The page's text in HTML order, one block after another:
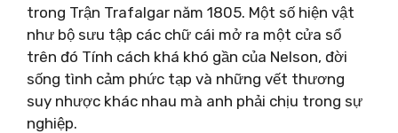
trong Trận Trafalgar năm 1805. Một số hiện vật
như bộ sưu tập các chữ cái mở ra một cửa sổ
trên đó Tính cách khá khó gần của Nelson, đời
sống tình cảm phức tạp và những vết thương
suy nhược khác nhau mà anh phải chịu trong sự
nghiệp.